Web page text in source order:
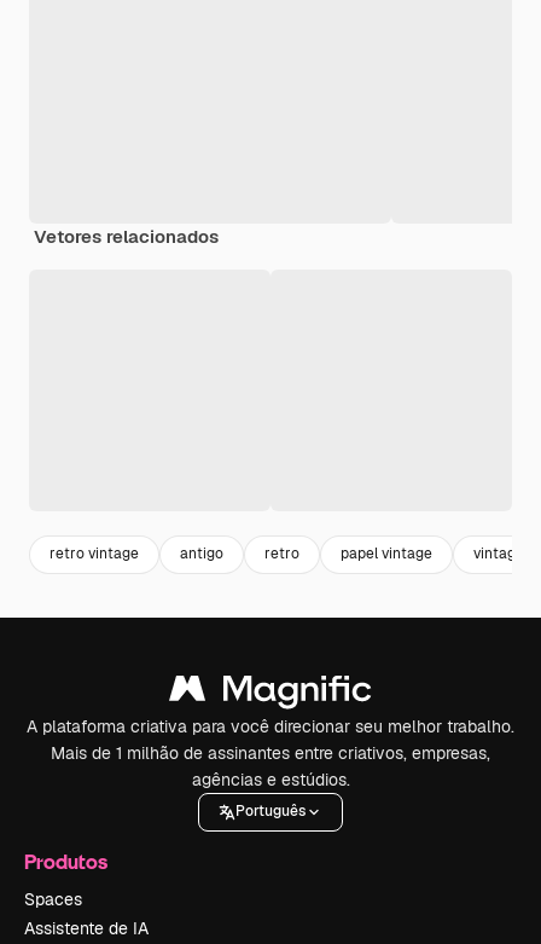
Vetores relacionados
retro vintage antigo retro papel vintage vintage
A plataforma criativa para você direcionar seu melhor trabalho.
Mais de 1 milhão de assinantes entre criativos, empresas,
agências e estúdios.
Português
Produtos
Spaces
Assistente de IA